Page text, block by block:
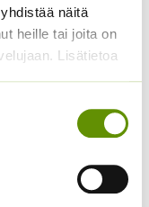
näitä
heille tai joita on
Lisätietoa
että ne jaksavat
syksyllä
noin 40-60